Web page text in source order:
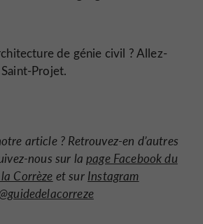
de génie civil ? Allez-
Projet.
article ? Retrouvez-en d’autres
nous sur lapage Facebook du
Corrèze et sur Instagram
@guidedelacorreze